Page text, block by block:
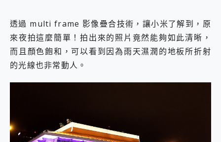
透過 multi frame 影像疊合技術，讓小米了解到，原
來夜拍這麼簡單！拍出來的照片竟然能夠如此清晰，
而且顏色飽和，可以看到因為雨天濕潤的地板所折射
的光線也非常動人。